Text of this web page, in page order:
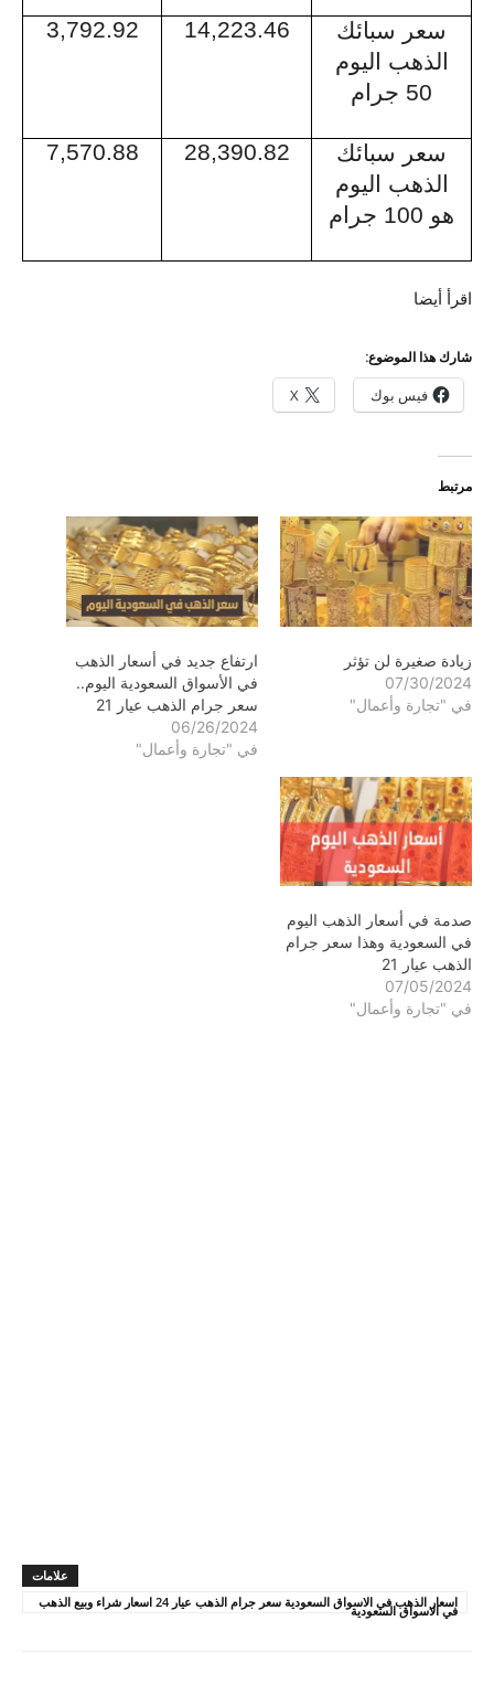
سعر سبائك
الذهب اليوم
50 جرام
14,223.46
3,792.92
سعر سبائك
الذهب اليوم
هو 100 جرام
28,390.82
7,570.88
اقرأ أيضا
شارك هذا الموضوع:
فيس بوك X
مرتبط
زيادة صغيرة لن تؤثر
07/30/2024
في "تجارة وأعمال"
ارتفاع جديد في أسعار الذهب
في الأسواق السعودية اليوم..
سعر جرام الذهب عيار 21
06/26/2024
في "تجارة وأعمال"
صدمة في أسعار الذهب اليوم
في السعودية وهذا سعر جرام
الذهب عيار 21
07/05/2024
في "تجارة وأعمال"
علامات
اسعار الذهب في الاسواق السعودية سعر جرام الذهب عيار 24 اسعار شراء وبيع الذهب
في الاسواق السعودية